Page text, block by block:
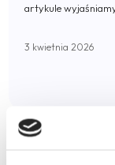
artykule
3 kwietnia 2026